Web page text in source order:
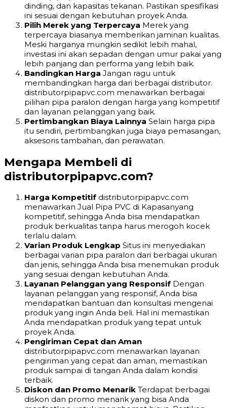
dinding, dan kapasitas tekanan. Pastikan spesifikasi
ini sesuai dengan kebutuhan proyek Anda.
Pilih Merek yang Terpercaya Merek yang
terpercaya biasanya memberikan jaminan kualitas.
Meski harganya mungkin sedikit lebih mahal,
investasi ini akan sepadan dengan umur pakai yang
lebih panjang dan performa yang lebih baik.
Bandingkan Harga Jangan ragu untuk
membandingkan harga dari berbagai distributor.
distributorpipapvc.com menawarkan berbagai
pilihan pipa paralon dengan harga yang kompetitif
dan layanan pelanggan yang baik.
Pertimbangkan Biaya Lainnya Selain harga pipa
itu sendiri, pertimbangkan juga biaya pemasangan,
aksesoris tambahan, dan perawatan.
Mengapa Membeli di
distributorpipapvc.com?
Harga Kompetitif distributorpipapvc.com
menawarkan Jual Pipa PVC di Kapasanyang
kompetitif, sehingga Anda bisa mendapatkan
produk berkualitas tanpa harus merogoh kocek
terlalu dalam.
Varian Produk Lengkap Situs ini menyediakan
berbagai varian pipa paralon dari berbagai ukuran
dan jenis, sehingga Anda bisa menemukan produk
yang sesuai dengan kebutuhan Anda.
Layanan Pelanggan yang Responsif Dengan
layanan pelanggan yang responsif, Anda bisa
mendapatkan bantuan dan konsultasi mengenai
produk yang ingin Anda beli. Hal ini memastikan
Anda mendapatkan produk yang tepat untuk
proyek Anda.
Pengiriman Cepat dan Aman
distributorpipapvc.com menawarkan layanan
pengiriman yang cepat dan aman, memastikan
produk sampai di tangan Anda dalam kondisi
terbaik.
Diskon dan Promo Menarik Terdapat berbagai
diskon dan promo menarik yang bisa Anda